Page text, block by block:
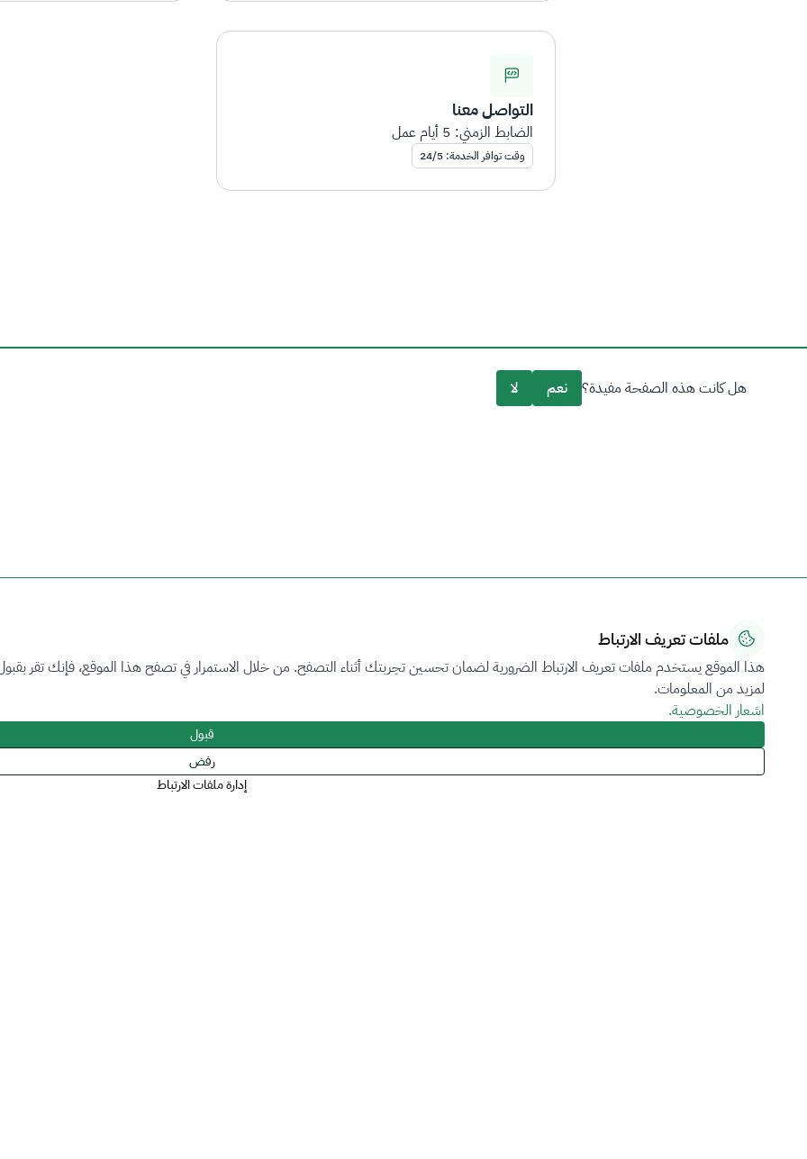
التواصل معنا
الضابط الزمني: 5 أيام عمل
وقت توافر الخدمة: 24/5
هل كانت هذه الصفحة مفيدة؟ نعم لا
ملفات تعريف الارتباط
هذا الموقع يستخدم ملفات تعريف الارتباط الضرورية لضمان تحسين تجربتك أثناء التصفح. من خلال الاستمرار في تصفح هذا الموقع، فإنك تقر
لمزيد من المعلومات.
اشعار الخصوصية.
قبول
رفض
إدارة ملفات الارتباط